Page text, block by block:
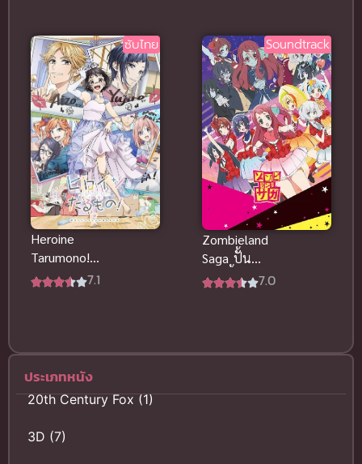
ว่ายน้ำไม่ได้
ซับไทย
ไทย)
ซับไทย
Heroine
Tarumono!
Kiraware
อิน ทารูโม
โนะ! (ซับไทย)
7.1
Soundtrack
Zombieland
Saga ปั้น
ซอมบี้ให้เป็น
7.0
ประเภทหนัง
20th Century Fox(1)
3D (7)